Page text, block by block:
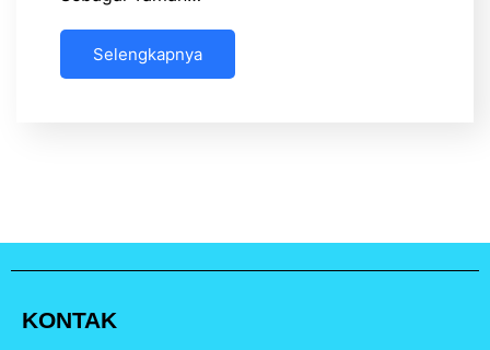
Selengkapnya
KONTAK